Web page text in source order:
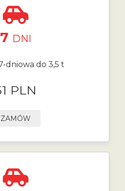
7 DNI
dniowa do 3,5 t
PLN
ZAMÓW